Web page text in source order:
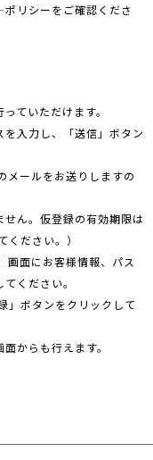
リシーをご確認くださ
ていただけます。
入力し、「送信」ボタン
ールをお送りしますの
せん。仮登録の有効期限は
ださい。）
面にお客様情報、パス
ください。
」ボタンをクリックして
からも行えます。